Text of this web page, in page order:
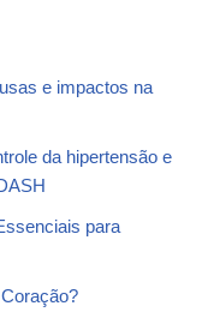
e impactos na
da hipertensão e
para